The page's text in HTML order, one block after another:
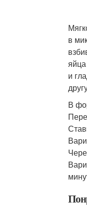
в
и
В